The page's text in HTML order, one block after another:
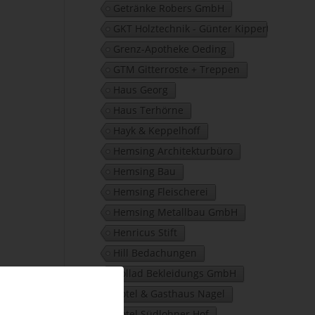
Getränke Robers GmbH
GKT Holztechnik - Günter Kippert
Grenz-Apotheke Oeding
GTM Gitterroste + Treppen
Haus Georg
Haus Terhörne
Hayk & Keppelhoff
Hemsing Architekturbüro
Hemsing Bau
Hemsing Fleischerei
Hemsing Metallbau GmbH
Henricus Stift
Hill Bedachungen
Hollad Bekleidungs GmbH
Hotel & Gasthaus Nagel